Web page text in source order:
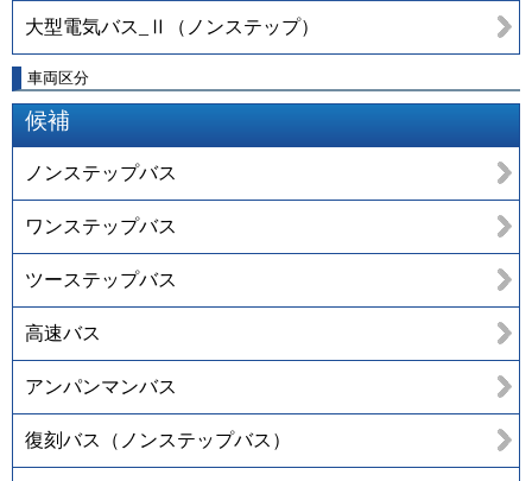
大型電気バス_Ⅱ（ノンステップ）
車両区分
候補
ノンステップバス
ワンステップバス
ツーステップバス
高速バス
アンパンマンバス
復刻バス（ノンステップバス）